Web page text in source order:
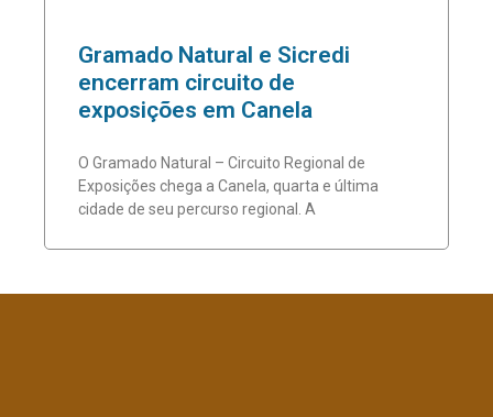
Gramado Natural e Sicredi
encerram circuito de
exposições em Canela
O Gramado Natural – Circuito Regional de
Exposições chega a Canela, quarta e última
cidade de seu percurso regional. A